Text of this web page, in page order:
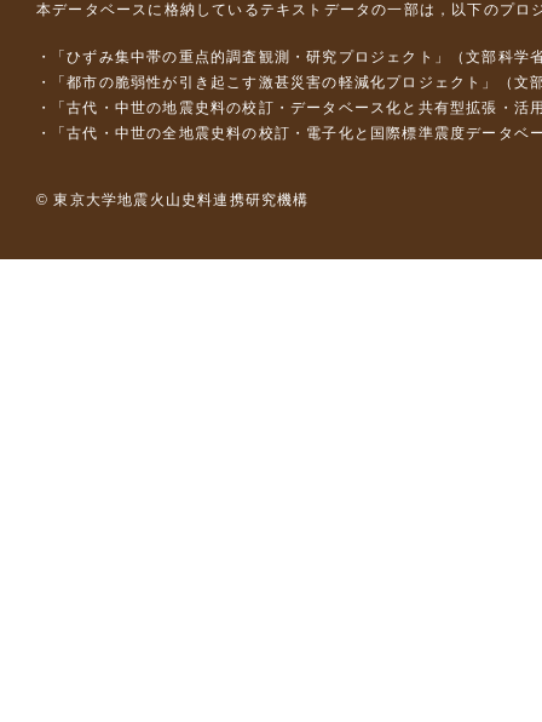
本データベースに格納しているテキストデータの一部は，以下のプロ
「ひずみ集中帯の重点的調査観測・研究プロジェクト」（文部科
「都市の脆弱性が引き起こす激甚災害の軽減化プロジェクト」（
「古代・中世の地震史料の校訂・データベース化と共有型拡張・
「古代・中世の全地震史料の校訂・電子化と国際標準震度データ
© 東京大学地震火山史料連携研究機構